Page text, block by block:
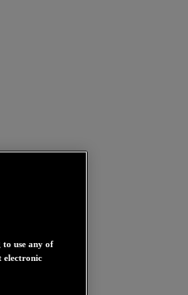
to use any of
electronic